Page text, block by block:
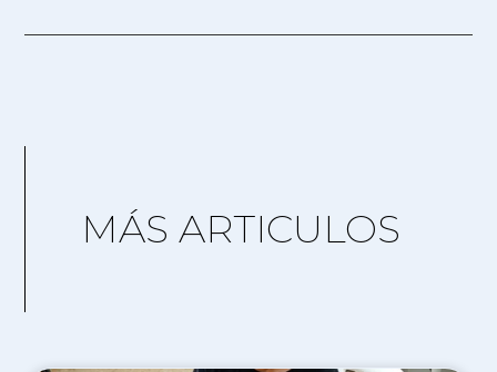
MÁS ARTICULOS